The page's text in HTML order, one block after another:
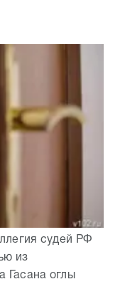
судей РФ
из
Гасана оглы